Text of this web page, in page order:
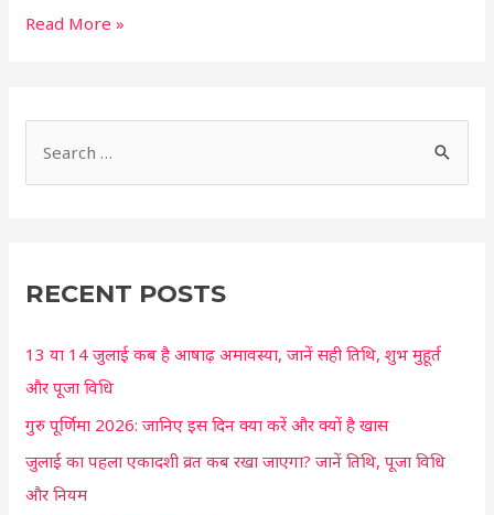
Read More »
e
c
f
o
r
:
RECENT POSTS
13 या 14 जुलाई कब है आषाढ़ अमावस्या, जानें सही तिथि, शुभ मुहूर्त
और पूजा विधि
गुरु पूर्णिमा 2026: जानिए इस दिन क्या करें और क्यों है खास
जुलाई का पहला एकादशी व्रत कब रखा जाएगा? जानें तिथि, पूजा विधि
और नियम